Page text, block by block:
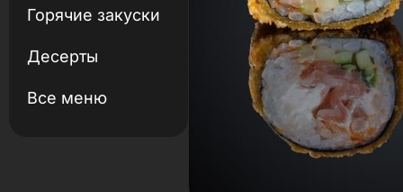
Горячие закуски
Десерты
Все меню